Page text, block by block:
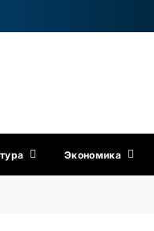
Экономика